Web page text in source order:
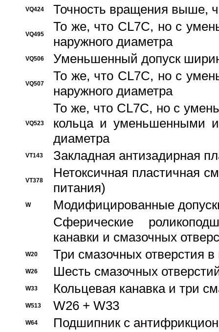
VQ424 Точность вращения выше,
VQ495
То же, что CL7C, но с
наружного диаметра
VQ506 Уменьшенный допуск
VQ507
То же, что CL7C, но с
наружного диаметра
VQ523
То же, что CL7C, но с
кольца и уменьшенными
диаметра
VT143 Закладная антизадирная
VT378
Нетоксичная пластичная
питания)
W
Модифицированные
Сферические
канавки и смазочных
W20 Три смазочных отверстия
W26 Шесть смазочных
W33 Кольцевая канавка и три
W513 W26 + W33
W64 Подшипник с